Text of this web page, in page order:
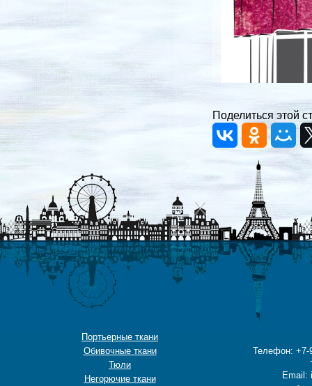
Поделиться этой
Портьерные ткани
Обивочные ткани
Тюли
Негорючие ткани
Телефон: +7-
Email: